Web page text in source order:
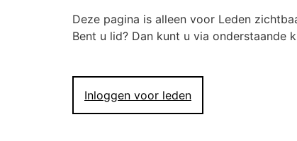
Deze pagina is alleen voor Leden
Bent u lid? Dan kunt u via onderstaande
Inloggen voor leden